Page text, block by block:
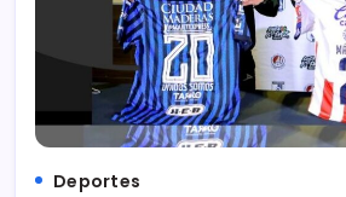
Deportes